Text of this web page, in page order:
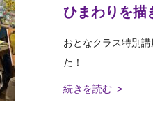
ひまわりを
おとなクラス特別
た！
続きを読む >